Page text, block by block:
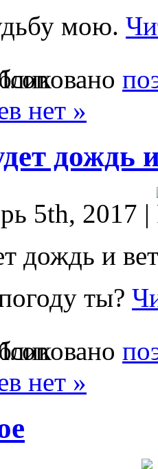
мою.
нет »
дождь
5th, 2017 |
дождь и
ты?
нет »